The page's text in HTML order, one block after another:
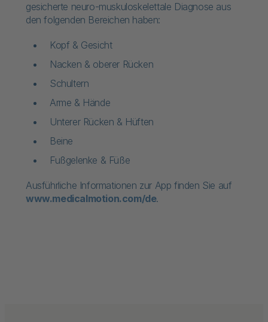
gesicherte neuro-muskuloskelettale Diagnose aus
den folgenden Bereichen haben:
Kopf & Gesicht
Nacken & oberer Rücken
Schultern
Arme & Hände
Unterer Rücken & Hüften
Beine
Fußgelenke & Füße
Ausführliche Informationen zur App finden Sie auf
www.medicalmotion.com/de.​